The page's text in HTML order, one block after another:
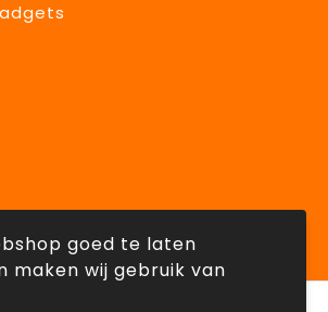
Lowette Gifts 2026
goed te laten
maken wij gebruik van